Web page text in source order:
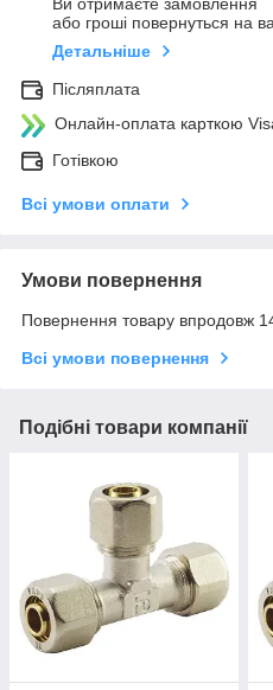
Ви отримаєте замовлення
або гроші повернуться на
Детальніше
Післяплата
Онлайн-оплата карткою
Готівкою
Всі умови оплати
Умови повернення
Повернення товару впродовж
Всі умови повернення
Подібні товари компанії